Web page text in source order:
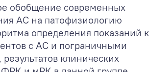
обобщение современных
АС на патофизиологию
определения показаний к
с АС и пограничными
клинических